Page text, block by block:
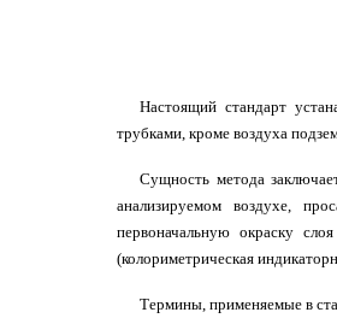
Настоящий стандарт
трубками, кроме воздуха
Сущность метода
анализируемом воздухе,
первоначальную окраску
(колориметрическая
Термины, применяемые в